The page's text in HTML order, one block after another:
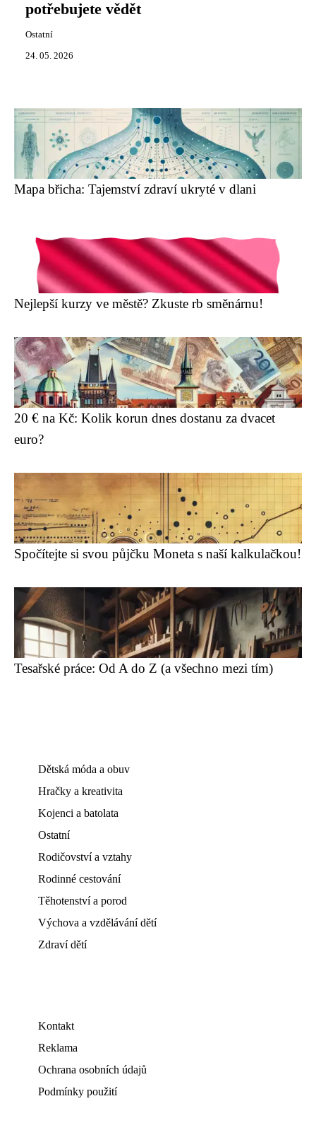
potřebujete vědět
Ostatní
24. 05. 2026
Mapa břicha: Tajemství zdraví ukryté v dlani
Nejlepší kurzy ve městě? Zkuste rb směnárnu!
20 € na Kč: Kolik korun dnes dostanu za dvacet
euro?
Spočítejte si svou půjčku Moneta s naší kalkulačkou!
Tesařské práce: Od A do Z (a všechno mezi tím)
Dětská móda a obuv
Hračky a kreativita
Kojenci a batolata
Ostatní
Rodičovství a vztahy
Rodinné cestování
Těhotenství a porod
Výchova a vzdělávání dětí
Zdraví dětí
Kontakt
Reklama
Ochrana osobních údajů
Podmínky použití